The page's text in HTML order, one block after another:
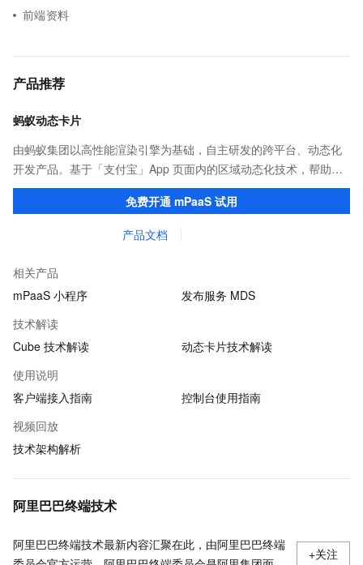
前端资料
产品推荐
蚂蚁动态卡片
由蚂蚁集团以高性能渲染引擎为基础，自主研发的跨平台、动态化
开发产品。基于「支付宝」App 页面内的区域动态化技术，帮助客
户提升研发效率的同时，追求轻量、流畅的 App 性能体验。
免费开通 mPaaS 试用
产品文档
相关产品
mPaaS 小程序
发布服务 MDS
技术解读
Cube 技术解读
动态卡片技术解读
使用说明
客户端接入指南
控制台使用指南
视频回放
技术架构解析
阿里巴巴终端技术
阿里巴巴终端技术最新内容汇聚在此，由阿里巴巴终端
+关注